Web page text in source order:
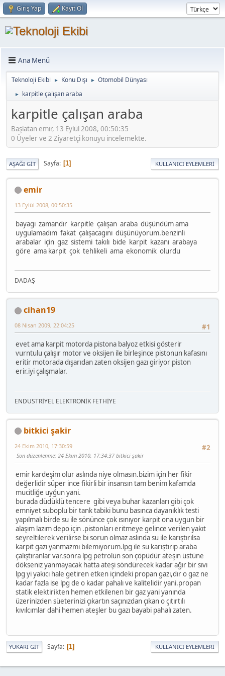
Giriş Yap Kayıt Ol
Ana Menü
Teknoloji Ekibi ► Konu Dışı ► Otomobil Dünyası
► karpitle çalışan araba
karpitle çalışan araba
Başlatan emir, 13 Eylül 2008, 00:50:35
0 Üyeler ve 2 Ziyaretçi konuyu incelemekte.
AŞAĞI GIT Sayfa 1 KULLANICI EYLEMLERI
emir
13 Eylül 2008, 00:50:35
bayagı zamandır karpitle çalışan araba düşündüm ama
uygulamadım fakat çalışacagını düşünüyorum.benzinli
arabalar için gaz sistemi takılı bide karpit kazanı arabaya
göre ama karpit çok tehlikeli ama ekonomik olurdu
DADAŞ
cihan19
#1
08 Nisan 2009, 22:04:25
evet ama karpit motorda pistona balyoz etkisi gösterir
vurntulu çalışır motor ve oksijen ile birleşince pistonun kafasını
eritir motorada dışarıdan zaten oksijen gazı giriyor piston
erir.iyi çalışmalar.
ENDUSTRİYEL ELEKTRONİK FETHİYE
bitkici şakir
#2
24 Ekim 2010, 17:30:59
Son düzenlenme: 24 Ekim 2010, 17:34:37 bitkici şakir
emir kardeşim olur aslında niye olmasın.bizim için her fikir
değerlidir süper ince fikirli bir insansın tam benim kafamda
mucitliğe uyğun yani.
burada düdüklü tencere gibi veya buhar kazanları gibi çok
emniyet suboplu bir tank tabiki bunu basınca dayanıklık testi
yapılmalı birde su ile sönünce çok ısınıyor karpit ona uygun bir
alaşım lazım depo için .pistonları eritmeye gelince verilen yakıt
seyreltilerek verilirse bi sorun olmaz aslında su ile karıştırılsa
karpit gazı yanmazmı bilemiyorum.lpg ile su karıştırıp araba
çalıştıranlar var.sonra lpg petrolün son çöpüdür ateşin üstüne
dökseniz yanmayacak hatta ateşi söndürecek kadar ağır bir sıvı
lpg yi yakıcı hale getiren etken içindeki propan gazı,dır o gaz ne
kadar fazla ise lpg de o kadar pahalı ve kalitelidir yani.propan
statik elektirikten hemen etkilenen bir gaz yani yanında
üzerinizden süeterinizi çıkartın saçınızdan çıkan o çıtırtılı
kıvılcımlar dahi hemen ateşler bu gazı bayabi pahalı zaten.
YUKARI GIT Sayfa 1 KULLANICI EYLEMLERI